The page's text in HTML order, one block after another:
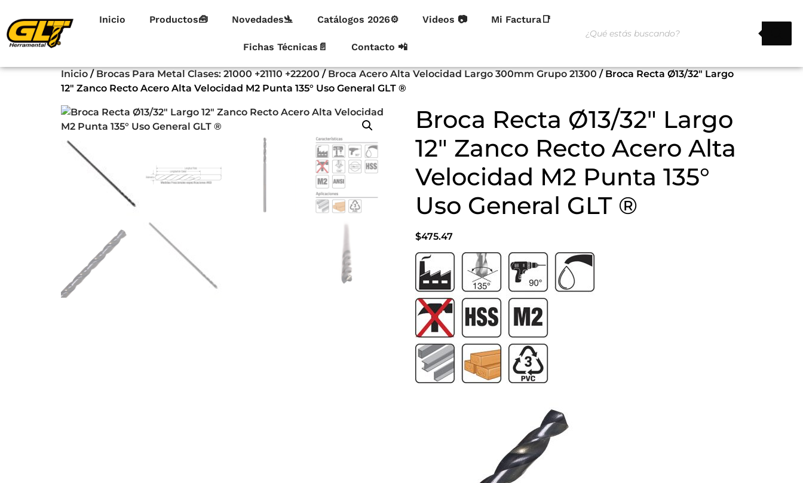
Inicio Productos🧰 Novedades🛬 Catálogos 2026⚙ Videos 📷 Mi Factura📑
Fichas Técnicas📄 Contacto 📲
Inicio/Brocas Para Metal Clases: 21000 +21110 +22200/Broca Acero Alta Velocidad Largo 300mm Grupo 21300/ Broca Recta Ø13/32″ Largo
12″ Zanco Recto Acero Alta Velocidad M2 Punta 135° Uso General GLT ®
Broca Recta Ø13/32″ Largo
12″ Zanco Recto Acero Alta
Velocidad M2 Punta 135°
Uso General GLT ®
$475.47